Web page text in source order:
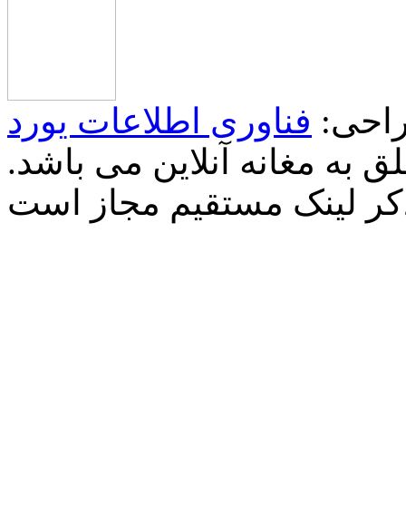
فناوری اطلاعات یورد
به مغانه آنلاین می باشد.